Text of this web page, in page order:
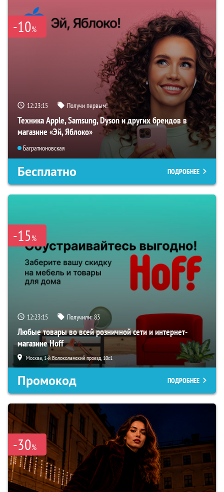
-10%
12:23:14 Получи первым!
Техника Apple, Samsung, Dyson и других брендов в
магазине «Эй, Яблоко»
Багратионовская
Бесплатно ПОДРОБНЕЕ
-15%
12:23:14 Получили:83
Любые товары во всей розничной сети и интернет-
магазине Hoff
Москва, 1-й Волоколамский проезд, 10с1
Промокод ПОДРОБНЕЕ
-30%